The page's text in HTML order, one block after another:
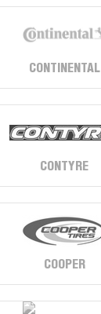
CONTINENTAL
CONTYRE
COOPER